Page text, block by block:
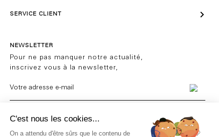
SERVICE CLIENT 
NEWSLETTER
Pour ne pas manquer notre actualité,
inscrivez vous à la newsletter,